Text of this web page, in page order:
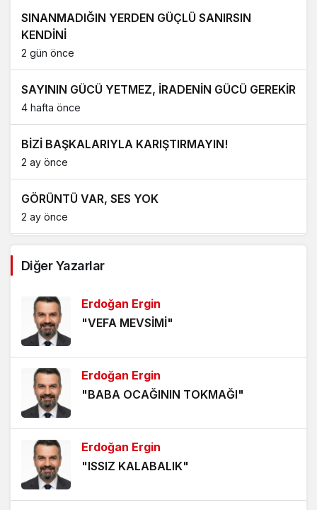
SINANMADIĞIN YERDEN GÜÇLÜ SANIRSIN
KENDİNİ
2 gün önce
SAYININ GÜCÜ YETMEZ, İRADENİN GÜCÜ GEREKİR
4 hafta önce
BİZİ BAŞKALARIYLA KARIŞTIRMAYIN!
2 ay önce
GÖRÜNTÜ VAR, SES YOK
2 ay önce
2 ay önce
GÖZE BATAN EMEK
3 ay önce
BİR HİKÂYENİN ARDINDAN
4 ay önce
TAŞKÖPRÜ TARİHİ BEYAZ PERDEDE
BECERİKSİZLİK
5 ay önce
Diğer Yazarlar
Erdoğan Ergin
"VEFA MEVSİMİ"
Erdoğan Ergin
"BABA OCAĞININ TOKMAĞI"
Erdoğan Ergin
"ISSIZ KALABALIK"